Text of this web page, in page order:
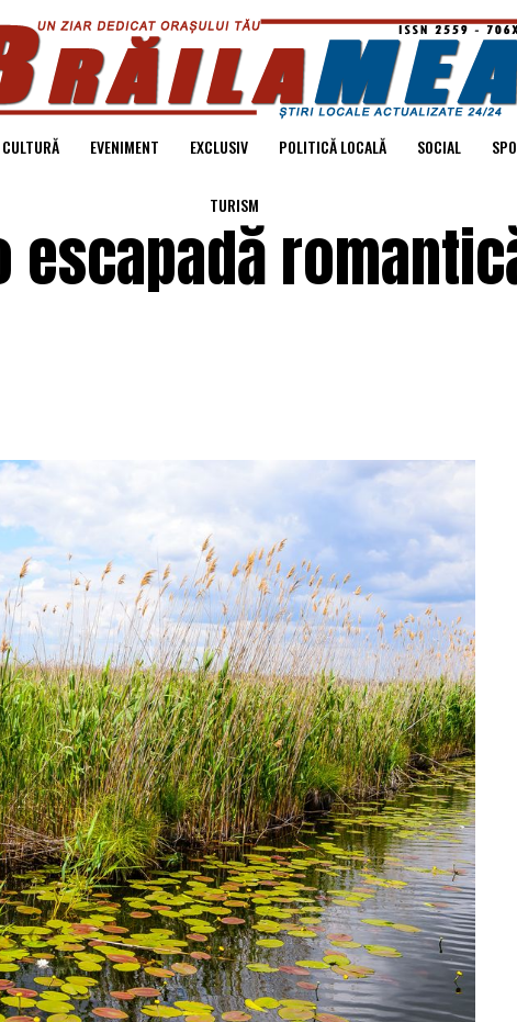
CULTURĂ EVENIMENT EXCLUSIV POLITICĂ LOCALĂ SOCIAL
TURISM
escapadă